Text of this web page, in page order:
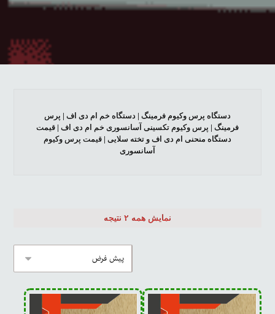
دستگاه پرس وکیوم فرمینگ | دستگاه خم ام دی اف | پرس
فرمینگ | پرس وکیوم تکسینی آسانسوری خم ام دی اف | قیمت
دستگاه منحنی ام دی اف و تخته سلایی | قیمت پرس وکیوم
آسانسوری
نمایش همه ۲ نتیجه